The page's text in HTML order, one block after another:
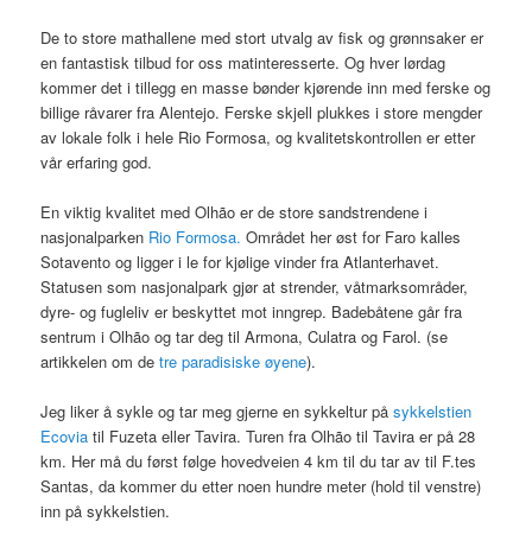
De to store mathallene med stort utvalg av fisk og grønnsaker er
en fantastisk tilbud for oss matinteresserte. Og hver lørdag
kommer det i tillegg en masse bønder kjørende inn med ferske og
billige råvarer fra Alentejo. Ferske skjell plukkes i store mengder
av lokale folk i hele Rio Formosa, og kvalitetskontrollen er etter
vår erfaring god.
En viktig kvalitet med Olhão er de store sandstrendene i
nasjonalparken Rio Formosa. Området her øst for Faro kalles
Sotavento og ligger i le for kjølige vinder fra Atlanterhavet.
Statusen som nasjonalpark gjør at strender, våtmarksområder,
dyre- og fugleliv er beskyttet mot inngrep. Badebåtene går fra
sentrum i Olhão og tar deg til Armona, Culatra og Farol. (se
artikkelen om detre paradisiske øyene).
Jeg liker å sykle og tar meg gjerne en sykkeltur påsykkelstien
Ecovia til Fuzeta eller Tavira. Turen fra Olhão til Tavira er på 28
km. Her må du først følge hovedveien 4 km til du tar av til F.tes
Santas, da kommer du etter noen hundre meter (hold til venstre)
inn på sykkelstien.